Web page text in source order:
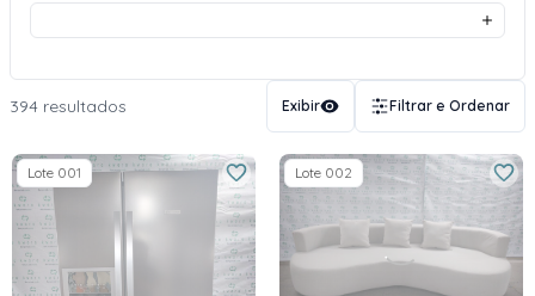
394 resultados Exibir Filtrar e Ordenar
Lote 001 Lote 002